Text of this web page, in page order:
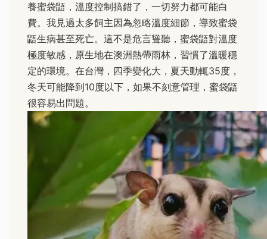
養蜜袋鼯，溫度控制搞錯了，一切努力都可能白
費。我見過太多飼主因為忽略溫度細節，導致蜜袋
鼯生病甚至死亡。這不是危言聳聽，蜜袋鼯對溫度
極度敏感，原生地在澳洲熱帶雨林，習慣了溫暖穩
定的環境。在台灣，四季變化大，夏天動輒35度，
冬天可能降到10度以下，如果不刻意管理，蜜袋鼯
很容易出問題。